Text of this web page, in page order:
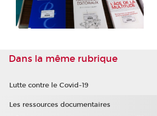
Dans la même rubrique
Lutte contre le Covid-19
Les ressources documentaires